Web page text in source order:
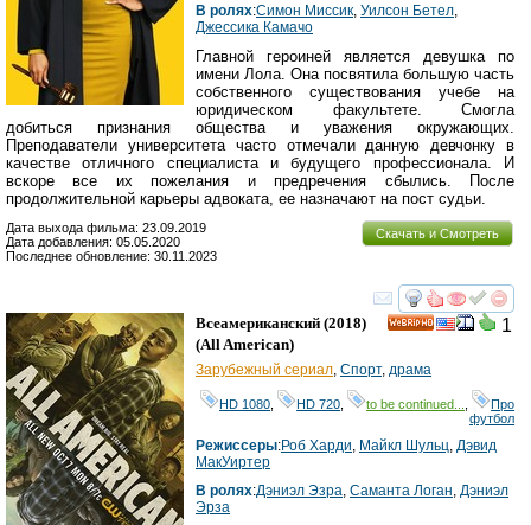
В ролях:Симон Миссик Уилсон Бетел
Джессика Камачо
Главной героиней является девушка по
имени Лола. Она посвятила большую часть
собственного существования учебе на
юридическом факультете. Смогла
добиться признания общества и уважения окружающих.
Преподаватели университета часто отмечали данную девчонку в
качестве отличного специалиста и будущего профессионала. И
вскоре все их пожелания и предречения сбылись. После
продолжительной карьеры адвоката, ее назначают на пост судьи.
Скачать и Смотреть
Дата выхода фильма: 23.09.2019
Дата добавления: 05.05.2020
Последнее обновление: 30.11.2023
смотреть
1
Всеамериканский (2018)
(All American)
Зарубежный сериал Спорт, драма
HD 1080 HD 720 to be continued...
Про
футбол
Режиссеры:Роб Харди Майкл Шульц Дэвид
МакУиртер
В ролях:Дэниэл Эзра Саманта Логан Дэниэл
Эрза